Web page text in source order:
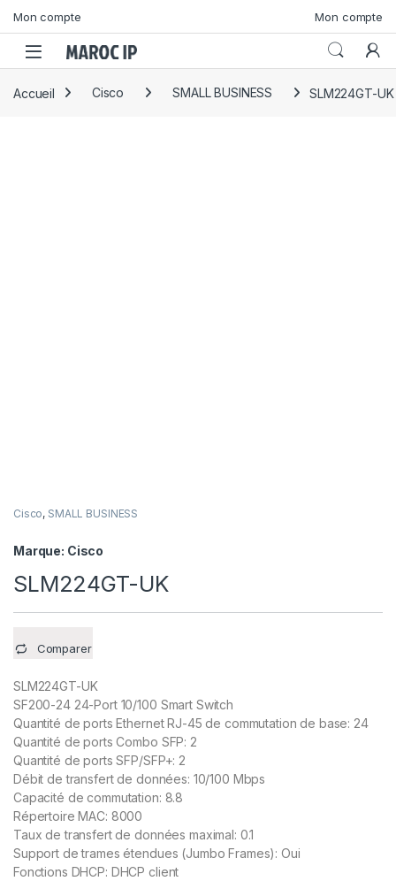
Mon compte Mon compte
Accueil Cisco SMALL BUSINESS SLM224GT-UK
Cisco, SMALL BUSINESS
Marque: Cisco
SLM224GT-UK
Comparer
SLM224GT-UK
SF200-24 24-Port 10/100 Smart Switch
Quantité de ports Ethernet RJ-45 de commutation de base: 24
Quantité de ports Combo SFP: 2
Quantité de ports SFP/SFP+: 2
Débit de transfert de données: 10/100 Mbps
Capacité de commutation: 8.8
Répertoire MAC: 8000
Taux de transfert de données maximal: 0.1
Support de trames étendues (Jumbo Frames): Oui
Fonctions DHCP: DHCP client